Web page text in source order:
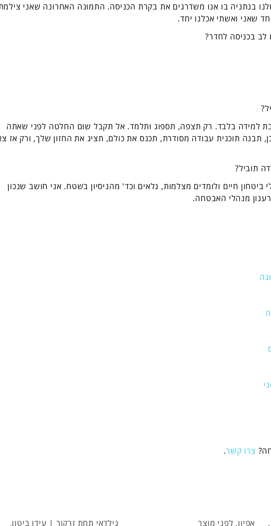
בנתניה בו אנו משדרגים את בקרת הכניסה. התמונה האחרונה שאני
שאני ואשתי אכלנו יחד.
בכניסה לחדר?
למידה בלבד. רק תצפה, תספוג ותלמד. אל תקבל שום החלטה לפני שאתה
תבנה תוכנית עבודה מסודרת, תכנס את כולם, תציג את החזון שלך, ורק אז
תוביל?
חיים ולומדים מצלמות, גלאים וכד' מהניסיון בשטח. אני חושב שנכון
מנהלי האבטחה.
צרו קשר.
גילדאי תחת זרקור | עידן ביטון, גילדאי תחת זרקור | נועם אסרף,